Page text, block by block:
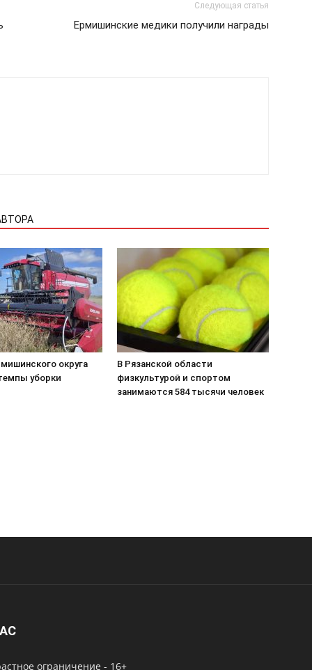
Следующая статья
Ермишинские медики получили награды
округа
уборки
В Рязанской области
физкультурой и спортом
занимаются 584 тысячи человек
ограничение - 16+